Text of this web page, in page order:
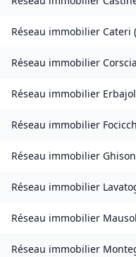
Réseau immobilier Cateri (
Réseau immobilier Corscia
Réseau immobilier
Réseau immobilier
Réseau immobilier
Réseau immobilier
Réseau immobilier
Réseau immobilier